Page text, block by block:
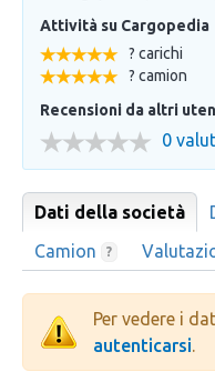
Attività su Cargopedia
? carichi
? camion
Recensioni da altri
0
Dati della società
Camion ?
Per vedere i
autenticarsi